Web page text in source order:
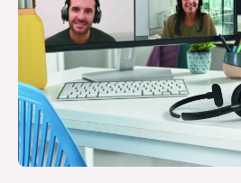
rozszerza
portfolio
urządzeń
do
wideokonferencji
oferując
większy
wybór